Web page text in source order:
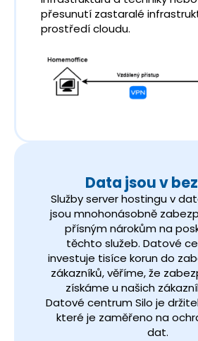
přesunutí zastaralé
prostředí cloudu.
Data jsou v
Služby server hostingu v
jsou mnohonásobně
přísným nárokům na
těchto služeb. Datové
investuje tisíce korun do
zákazníků, věříme, že
získáme u našich
Datové centrum Silo je
které je zaměřeno na
dat.